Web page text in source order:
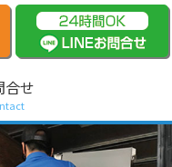
合せ